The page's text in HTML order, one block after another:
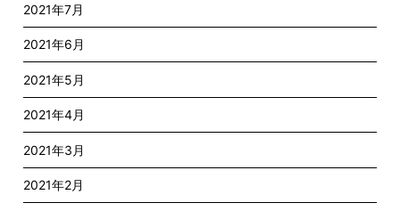
2021年7月
2021年6月
2021年5月
2021年4月
2021年3月
2021年2月